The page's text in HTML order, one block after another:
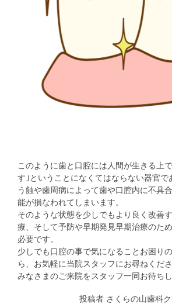
このように歯と口腔には人間が生きる上
す｣ということになくてはならない器官で
う蝕や歯周病によって歯や口腔内に不具
能が損なわれてしまいます。
そのような状態を少しでもより良く改善
療、そして予防や早期発見早期治療のた
必要です。
少しでも口腔の事で気になることお困り
ら、お気軽に当院スタッフにお尋ねくださ
みなさまのご来院をスタッフ一同お待ちし
投稿者 さくらの山歯科